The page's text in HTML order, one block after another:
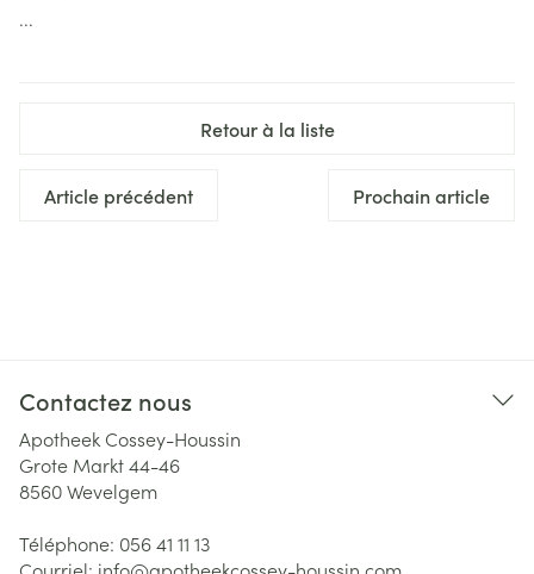
...
Retour à la liste
Article précédent Prochain article
Contactez nous
Apotheek Cossey-Houssin
Grote Markt 44-46
8560Wevelgem
Téléphone: 056 41 11 13